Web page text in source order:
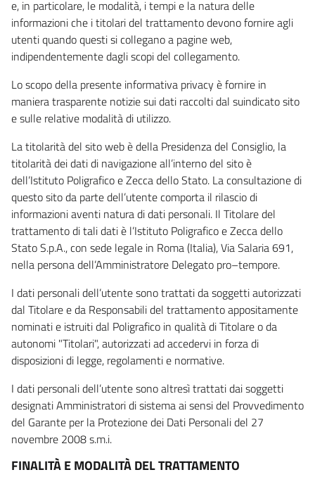
e, in particolare, le modalità, i tempi e la natura delle
informazioni che i titolari del trattamento devono fornire agli
utenti quando questi si collegano a pagine web,
indipendentemente dagli scopi del collegamento.
Lo scopo della presente informativa privacy è fornire in
maniera trasparente notizie sui dati raccolti dal suindicato sito
e sulle relative modalità di utilizzo.
La titolarità del sito web è della Presidenza del Consiglio, la
titolarità dei dati di navigazione all’interno del sito è
dell’Istituto Poligrafico e Zecca dello Stato. La consultazione di
questo sito da parte dell’utente comporta il rilascio di
informazioni aventi natura di dati personali. Il Titolare del
trattamento di tali dati è l’Istituto Poligrafico e Zecca dello
Stato S.p.A., con sede legale in Roma (Italia), Via Salaria 691,
nella persona dell’Amministratore Delegato pro–tempore.
I dati personali dell’utente sono trattati da soggetti autorizzati
dal Titolare e da Responsabili del trattamento appositamente
nominati e istruiti dal Poligrafico in qualità di Titolare o da
autonomi "Titolari", autorizzati ad accedervi in forza di
disposizioni di legge, regolamenti e normative.
I dati personali dell’utente sono altresì trattati dai soggetti
designati Amministratori di sistema ai sensi del Provvedimento
del Garante per la Protezione dei Dati Personali del 27
novembre 2008 s.m.i.
FINALITÀ E MODALITÀ DEL TRATTAMENTO